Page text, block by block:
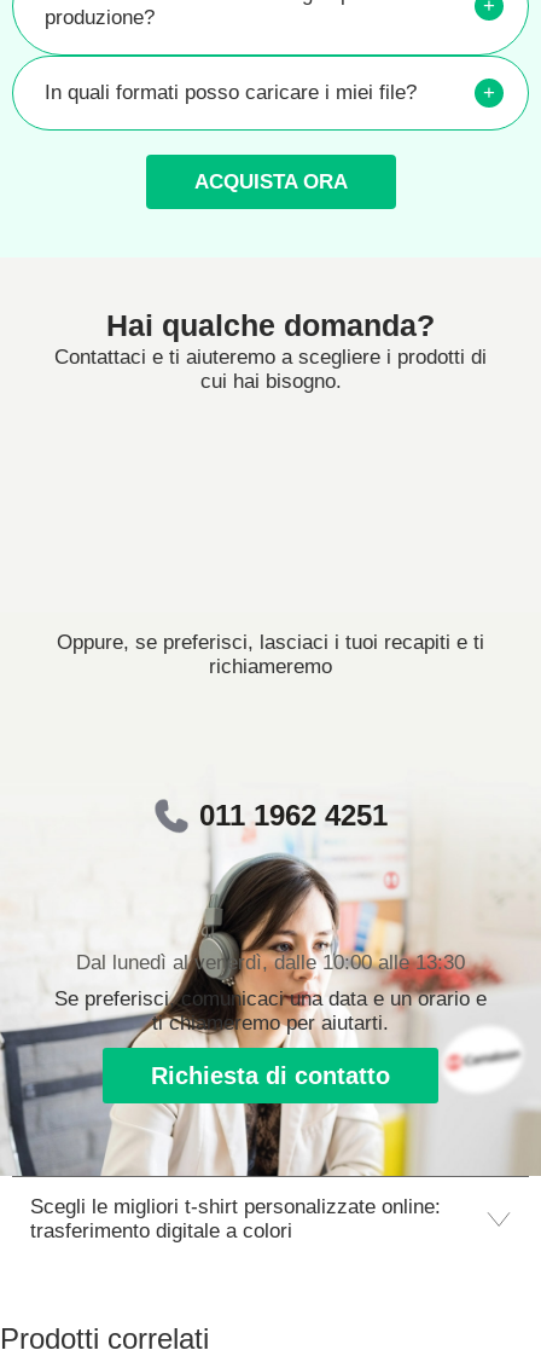
produzione?
+
In quali formati posso caricare i miei file? +
ACQUISTA ORA
Hai qualche domanda?
Contattaci e ti aiuteremo a scegliere i prodotti di
cui hai bisogno.
Oppure, se preferisci, lasciaci i tuoi recapiti e ti
richiameremo
011 1962 4251
Dal lunedì al venerdì, dalle 10:00 alle 13:30
Se preferisci, comunicaci una data e un orario e
ti chiameremo per aiutarti.
Richiesta di contatto
Scegli le migliori t-shirt personalizzate online:
trasferimento digitale a colori
Prodotti correlati